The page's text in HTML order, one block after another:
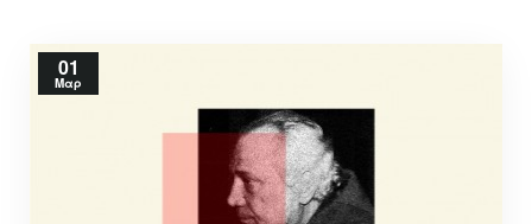
01
Μαρ